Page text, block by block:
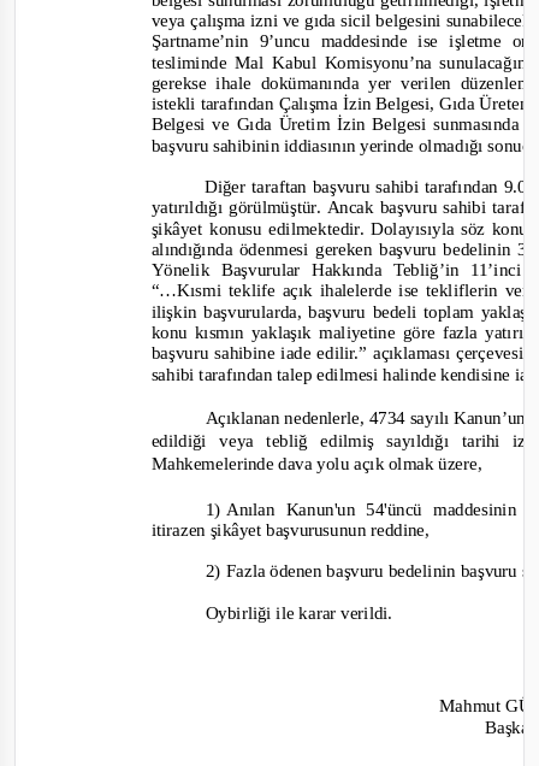
veya çalışma izni ve gıda sicil belgesini
Şartname’nin 9’uncu maddesinde ise işletme
tesliminde Mal Kabul Komisyonu’na
gerekse ihale dokümanında yer verilen
istekli tarafından Çalışma İzin Belgesi, Gıda
Belgesi ve Gıda Üretim İzin Belgesi sunmasında
başvuru sahibinin iddiasının yerinde olmadığı
Diğer taraftan başvuru sahibi tarafından
yatırıldığı görülmüştür. Ancak başvuru sahibi
şikâyet konusu edilmektedir. Dolayısıyla söz
alındığında ödenmesi gereken başvuru bedelinin
Yönelik Başvurular Hakkında Tebliğ’in
“…Kısmi teklife açık ihalelerde ise tekliflerin
ilişkin başvurularda, başvuru bedeli toplam
konu kısmın yaklaşık maliyetine göre fazla
başvuru sahibine iade edilir.” açıklaması çerçe
sahibi tarafından talep edilmesi halinde kendisine
Açıklanan nedenlerle, 4734 sayılı
edildiği veya tebliğ edilmiş sayıldığı tarihi
Mahkemelerinde dava yolu açık olmak üzere,
1) Anılan Kanun'un 54'üncü
itirazen şikâyet başvurusunun reddine,
2) Fazla ödenen başvuru bedelinin başvuru
Oybirliğiile karar verildi.
Mahmut